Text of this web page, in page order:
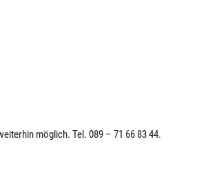
möglich. Tel. 089 – 71 66 83 44.